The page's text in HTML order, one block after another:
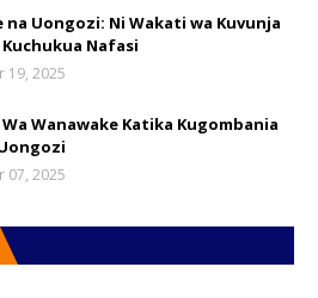
na Uongozi: Ni Wakati wa Kuvunja
Nafasi
19, 2025
Wanawake Katika Kugombania
07, 2025